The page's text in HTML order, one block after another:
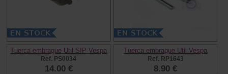
Tuerca embrague Util SIP Vespa
Ref. PS0034
14.00 €
Tuerca embrague Util Vespa
Ref. RP1643
8.90 €